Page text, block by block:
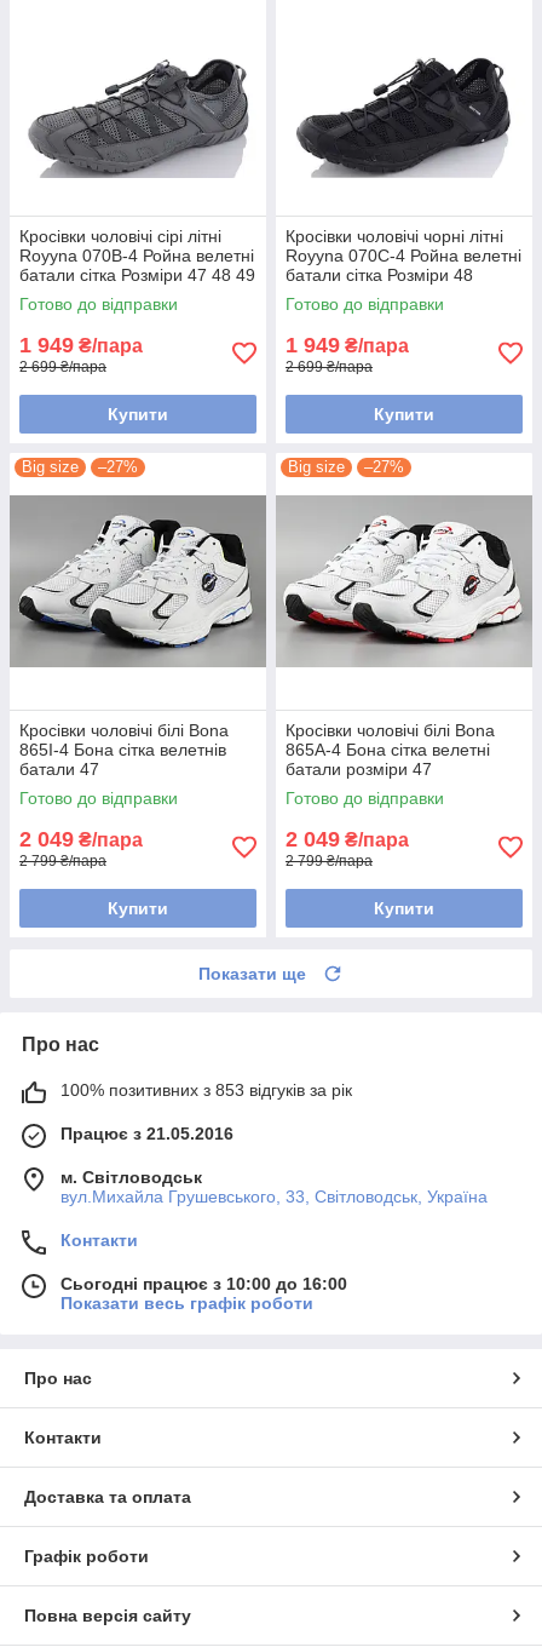
Кросівки чоловічі сірі літні
Royyna 070B-4 Ройна велетні
батали сітка Розміри 47 48 49
Готово до відправки
1 949 ₴/пара
2 699 ₴/пара
Купити
Кросівки чоловічі чорні літні
Royyna 070C-4 Ройна велетні
батали сітка Розміри 48
Готово до відправки
1 949 ₴/пара
2 699 ₴/пара
Купити
Big size –27%
Кросівки чоловічі білі Bona
865I-4 Бона сітка велетнів
батали 47
Готово до відправки
2 049 ₴/пара
2 799 ₴/пара
Купити
Big size –27%
Кросівки чоловічі білі Bona
865A-4 Бона сітка велетні
батали розміри 47
Готово до відправки
2 049 ₴/пара
2 799 ₴/пара
Купити
Показати ще
Про нас
100% позитивних з 853 відгуків за рік
Працює з 21.05.2016
м. Світловодськ
вул.Михайла Грушевського, 33, Світловодськ, Україна
Контакти
Сьогодні працює з 10:00 до 16:00
Показати весь графік роботи
Про нас
Контакти
Доставка та оплата
Графік роботи
Повна версія сайту